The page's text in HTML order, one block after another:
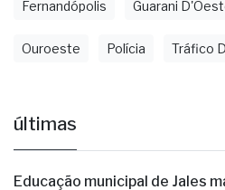
Fernandópolis Guarani
Ouroeste Polícia Tráfico
últimas
Educação municipal de Jales